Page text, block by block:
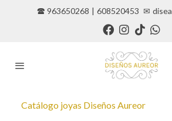
🕿 963650268 | 608520453 ✉
Catálogo joyas Diseños Aureor